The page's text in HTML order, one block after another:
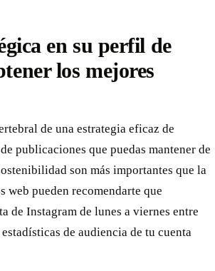
en su perfil de
los mejores
de una estrategia eficaz de
publicaciones que puedas mantener de
son más importantes que la
web pueden recomendarte que
de Instagram de lunes a viernes entre
de audiencia de tu cuenta